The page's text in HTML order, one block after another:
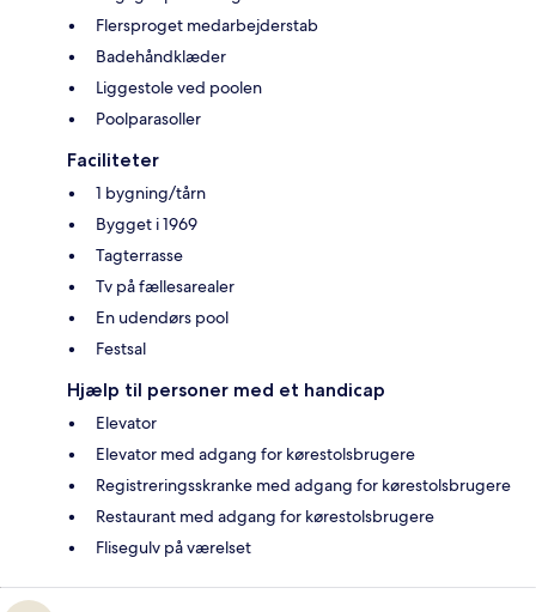
Flersproget medarbejderstab
Badehåndklæder
Liggestole ved poolen
Poolparasoller
Faciliteter
1 bygning/tårn
Bygget i 1969
Tagterrasse
Tv på fællesarealer
En udendørs pool
Festsal
Hjælp til personer med et handicap
Elevator
Elevator med adgang for kørestolsbrugere
Registreringsskranke med adgang for kørestolsbrugere
Restaurant med adgang for kørestolsbrugere
Flisegulv på værelset